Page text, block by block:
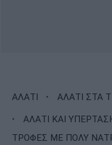
ΑΛΑΤΙ · ΑΛΑΤΙ ΣΤΑ
· ΑΛΑΤΙ ΚΑΙ
ΤΡΟΦΕΣ ΜΕ ΠΟΛΥ